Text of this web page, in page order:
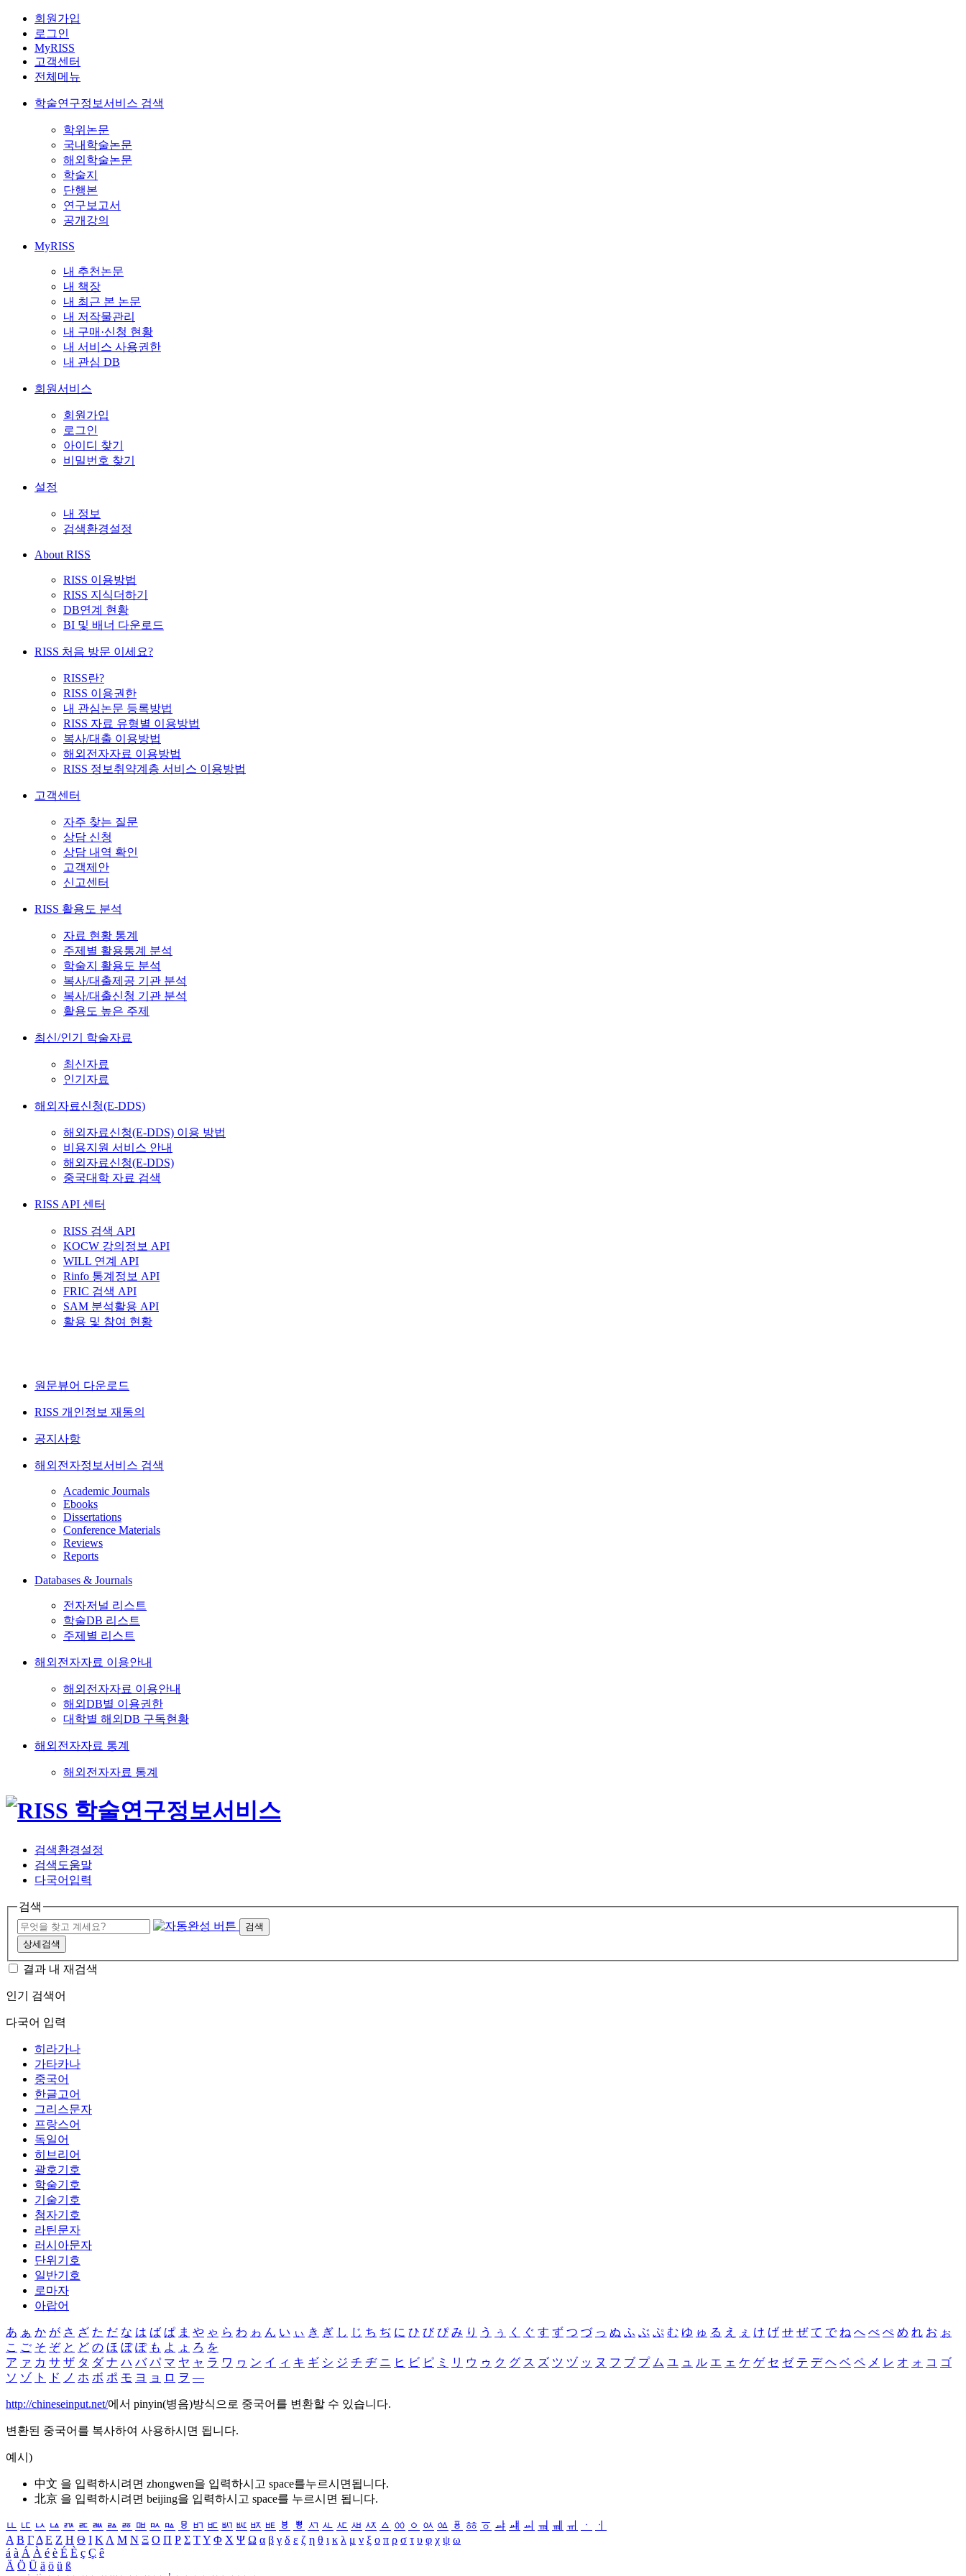
회원가입
로그인
MyRISS
고객센터
전체메뉴
학술연구정보서비스 검색
학위논문
국내학술논문
해외학술논문
학술지
단행본
연구보고서
공개강의
MyRISS
내 추천논문
내 책장
내 최근 본 논문
내 저작물관리
내 구매·신청 현황
내 서비스 사용권한
내 관심 DB
회원서비스
회원가입
로그인
아이디 찾기
비밀번호 찾기
설정
내 정보
검색환경설정
About RISS
RISS 이용방법
RISS 지식더하기
DB연계 현황
BI 및 배너 다운로드
RISS 처음 방문 이세요?
RISS란?
RISS 이용권한
내 관심논문 등록방법
RISS 자료 유형별 이용방법
복사/대출 이용방법
해외전자자료 이용방법
RISS 정보취약계층 서비스 이용방법
고객센터
자주 찾는 질문
상담 신청
상담 내역 확인
고객제안
신고센터
RISS 활용도 분석
자료 현황 통계
주제별 활용통계 분석
학술지 활용도 분석
복사/대출제공 기관 분석
복사/대출신청 기관 분석
활용도 높은 주제
최신/인기 학술자료
최신자료
인기자료
해외자료신청(E-DDS)
해외자료신청(E-DDS) 이용 방법
비용지원 서비스 안내
해외자료신청(E-DDS)
중국대학 자료 검색
RISS API 센터
RISS 검색 API
KOCW 강의정보 API
WILL 연계 API
Rinfo 통계정보 API
FRIC 검색 API
SAM 분석활용 API
활용 및 참여 현황
원문뷰어 다운로드
RISS 개인정보 재동의
공지사항
해외전자정보서비스 검색
Academic Journals
Ebooks
Dissertations
Conference Materials
Reviews
Reports
Databases & Journals
전자저널 리스트
학술DB 리스트
주제별 리스트
해외전자자료 이용안내
해외전자자료 이용안내
해외DB별 이용권한
대학별 해외DB 구독현황
해외전자자료 통계
해외전자자료 통계
검색환경설정
검색도움말
다국어입력
검색
검색
상세검색
결과 내 재검색
인기 검색어
다국어 입력
히라가나
가타카나
중국어
한글고어
그리스문자
프랑스어
독일어
히브리어
괄호기호
학술기호
기술기호
첨자기호
라틴문자
러시아문자
단위기호
일반기호
로마자
아랍어
あ ぁ か が さ ざ た だ な は ば ぱ ま や ゃ ら わ ゎ ん い ぃ き ぎ し じ ち ぢ に ひ び ぴ み り う ぅ く ぐ す ず つ づ っ ぬ ふ ぶ ぷ む ゆ ゅ る え ぇ け げ せ ぜ て で ね へ べ ぺ め れ お ぉ
こ ご そ ぞ と ど の ほ ぼ ぽ も よ ょ ろ を
ア ァ カ サ ザ タ ダ ナ ハ バ パ マ ヤ ャ ラ ワ ヮ ン イ ィ キ ギ シ ジ チ ヂ ニ ヒ ビ ピ ミ リ ウ ゥ ク グ ス ズ ツ ヅ ッ ヌ フ ブ プ ム ユ ュ ル エ ェ ケ ゲ セ ゼ テ デ ヘ ベ ペ メ レ オ ォ コ ゴ
ソ ゾ ト ド ノ ホ ボ ポ モ ヨ ョ ロ ヲ ―
http://chineseinput.net/에서 pinyin(병음)방식으로 중국어를 변환할 수 있습니다.
변환된 중국어를 복사하여 사용하시면 됩니다.
예시)
中文 을 입력하시려면 zhongwen을 입력하시고 space를누르시면됩니다.
北京 을 입력하시려면 beijing을 입력하시고 space를 누르시면 됩니다.
ㅥ ㅦ ㅧ ㅨ ㅩ ㅪ ㅫ ㅬ ㅭ ㅮ ㅯ ㅰ ㅱ ㅲ ㅳ ㅴ ㅵ ㅶ ㅷ ㅸ ㅹ ㅺ ㅻ ㅼ ㅽ ㅾ ㅿ ㆀ ㆁ ㆂ ㆃ ㆄ ㆅ ㆆ ㆇ ㆈ ㆉ ㆊ ㆋ ㆌ ㆍ
ㆎ
Α Β ΓΔ Ε Ζ Η Θ Ι ΚΛ Μ Ν Ξ Ο Π Ρ Σ ΤΥ Φ Χ Ψ Ω α β γ δ ε ζ η θ ι κ λ μ ν ξ ο π ρ σ τ υ φ χ ψ ω
á à Á À é è É È ç Ç ê
Ä Ö Ü ä ö ü ß